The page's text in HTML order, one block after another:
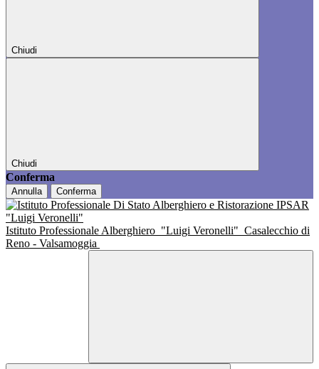
Chiudi
Chiudi
Conferma
Annulla Conferma
Istituto Professionale Alberghiero "Luigi Veronelli" Casalecchio di
Reno - Valsamoggia